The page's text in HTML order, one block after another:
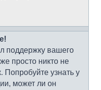
поддержку вашего
просто никто не
узнать у
может ли он